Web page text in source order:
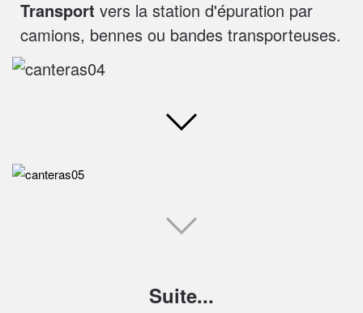
Transport vers la station d'épuration par
camions, bennes ou bandes transporteuses.
Suite...